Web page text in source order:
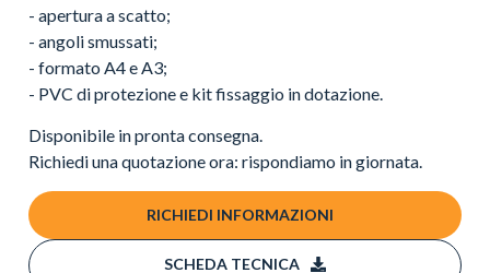
- apertura a scatto;
- angoli smussati;
- formato A4 e A3;
- PVC di protezione e kit fissaggio in dotazione.
Disponibile in pronta consegna.
Richiedi una quotazione ora: rispondiamo in giornata.
RICHIEDI INFORMAZIONI
SCHEDA TECNICA